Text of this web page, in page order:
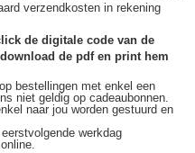
verzendkosten in rekening
de digitale code van de
de pdf en print hem
bestellingen met enkel een
niet geldig op cadeaubonnen.
naar jou worden gestuurd en
werkdag